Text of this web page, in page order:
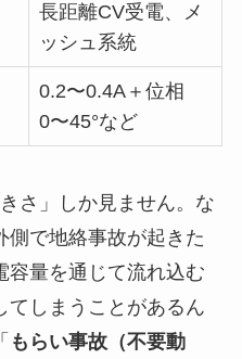
長距離CV受電、メ
ッシュ系統
0.2〜0.4A＋位相
0〜45°など
さ」しか見ません。な
側で地絡事故が起きた
容量を通じて流れ込む
てしまうことがあるん
もらい事故（不要動